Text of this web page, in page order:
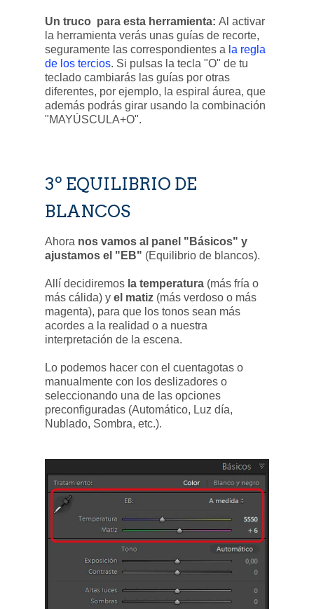
Un truco para esta herramienta: Al activar
la herramienta verás unas guías de recorte,
seguramente las correspondientes a la regla
de los tercios. Si pulsas la tecla "O" de tu
teclado cambiarás las guías por otras
diferentes, por ejemplo, la espiral áurea, que
además podrás girar usando la combinación
"MAYÚSCULA+O".
3º EQUILIBRIO DE
BLANCOS
Ahora nos vamos al panel "Básicos" y
ajustamos el "EB" (Equilibrio de blancos).
Allí decidiremos la temperatura (más fría o
más cálida) y el matiz (más verdoso o más
magenta), para que los tonos sean más
acordes a la realidad o a nuestra
interpretación de la escena.
Lo podemos hacer con el cuentagotas o
manualmente con los deslizadores o
seleccionando una de las opciones
preconfiguradas (Automático, Luz día,
Nublado, Sombra, etc.).